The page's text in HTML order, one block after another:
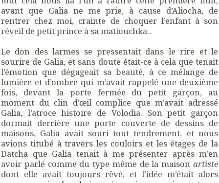
avant que Galia ne me prie, à cause d’Aliocha, de
rentrer chez moi, crainte de choquer l’enfant à son
réveil de petit prince à sa matiouchka..
Le don des larmes se pressentait dans le rire et le
sourire de Galia, et sans doute était-ce à cela que tenait
l’émotion que dégageait sa beauté, à ce mélange de
lumière et d’ombre qui m’avait rappelé une deuxième
fois, devant la porte fermée du petit garçon, au
moment du clin d’œil complice que m’avait adressé
Galia, l’atroce histoire de Volodia. Son petit garçon
dormait derrière une porte couverte de dessins de
maisons, Galia avait souri tout tendrement, et nous
avions titubé à travers les couloirs et les étages de la
Datcha que Galia tenait à me présenter après m’en
avoir parlé comme du type même de la maison artiste
dont elle avait toujours rêvé, et l’idée m’était alors